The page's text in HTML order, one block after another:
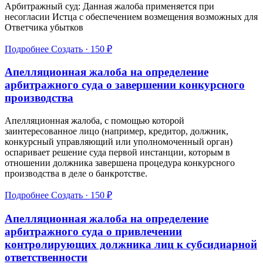
Арбитражный суд: Данная жалоба применяется при
несогласии Истца с обеспечением возмещения возможных для
Ответчика убытков
Подробнее Создать · 150 ₽
Апелляционная жалоба на определение
арбитражного суда о завершении конкурсного
производства
Апелляционная жалоба, с помощью которой
заинтересованное лицо (например, кредитор, должник,
конкурсный управляющий или уполномоченный орган)
оспаривает решение суда первой инстанции, которым в
отношении должника завершена процедура конкурсного
производства в деле о банкротстве.
Подробнее Создать · 150 ₽
Апелляционная жалоба на определение
арбитражного суда о привлечении
контролирующих должника лиц к субсидиарной
ответственности